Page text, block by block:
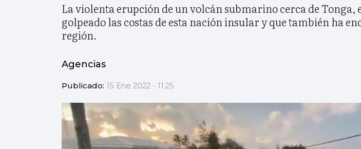
La violenta erupción de un volcán submarino cerca de
golpeado las costas de esta nación insular y que también ha
región.
Agencias
Publicado: 15 Ene 2022 - 11:25